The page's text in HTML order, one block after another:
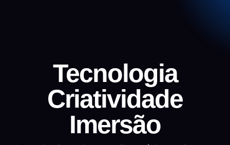
Tecnologia
Criatividade
Imersão